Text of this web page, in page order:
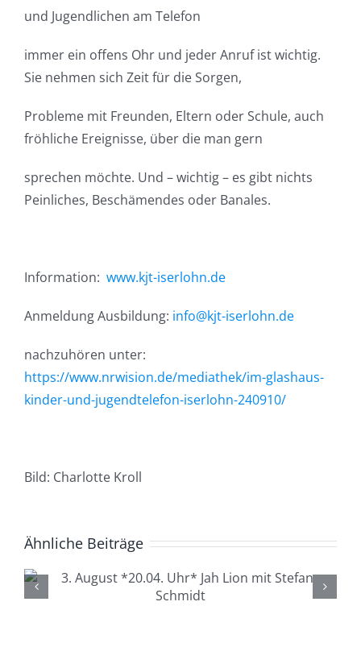
und Jugendlichen am Telefon
immer ein offens Ohr und jeder Anruf ist wichtig.
Sie nehmen sich Zeit für die Sorgen,
Probleme mit Freunden, Eltern oder Schule, auch
fröhliche Ereignisse, über die man gern
sprechen möchte. Und – wichtig – es gibt nichts
Peinliches, Beschämendes oder Banales.
Information: www.kjt-iserlohn.de
Anmeldung Ausbildung: info@kjt-iserlohn.de
nachzuhören unter:
https://www.nrwision.de/mediathek/im-glashaus-
kinder-und-jugendtelefon-iserlohn-240910/
Bild: Charlotte Kroll
Ähnliche Beiträge
4. August *20.04. Uhr*
Lüdenscheid Live mit Ingo